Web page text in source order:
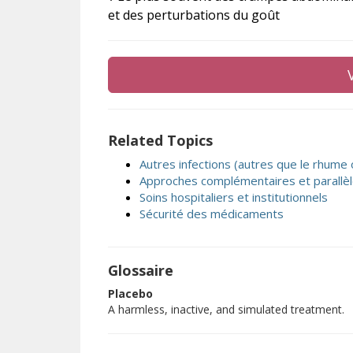
et des perturbations du goût
Related Topics
Autres infections (autres que le rhume
Approches complémentaires et
Soins hospitaliers et institutionnels
Sécurité des médicaments
Glossaire
Placebo
A harmless, inactive, and simulated treatment.